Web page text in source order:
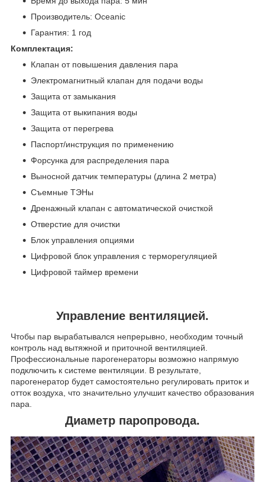
Производитель: Oceanic
Гарантия: 1 год
Комплектация:
Клапан от повышения давления пара
Электромагнитный клапан для подачи воды
Защита от замыкания
Защита от выкипания воды
Защита от перегрева
Паспорт/инструкция по применению
Форсунка для распределения пара
Выносной датчик температуры (длина 2 метра)
Съемные ТЭНы
Дренажный клапан с автоматической очисткой
Отверстие для очистки
Блок управления опциями
Цифровой блок управления с терморегуляцией
Цифровой таймер времени
Управление вентиляцией.
Чтобы пар вырабатывался непрерывно, необходим точный
контроль над вытяжной и приточной вентиляцией.
Профессиональные парогенераторы возможно напрямую
подключить к системе вентиляции. В результате,
парогенератор будет самостоятельно регулировать приток и
отток воздуха, что значительно улучшит качество образования
пара.
Диаметр паропровода.